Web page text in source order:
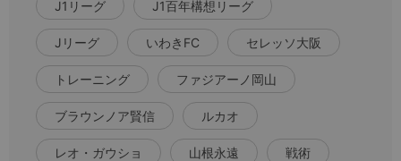
J1リーグ J1百年構想リーグ
Jリーグ いわきFC セレッソ大阪
トレーニング ファジアーノ岡山
ブラウンノア賢信 ルカオ
レオ・ガウショ 山根永遠 戦術